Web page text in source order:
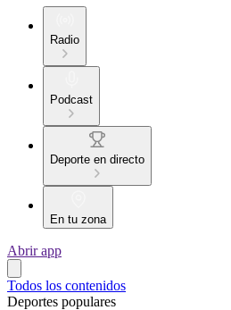
Radio
Podcast
Deporte en directo
En tu zona
Abrir app
Todos los contenidos
Deportes populares